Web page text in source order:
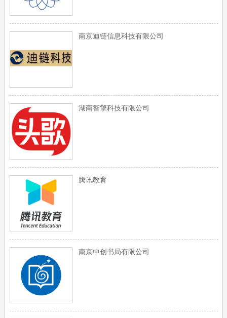
南京迪链信息科技有限公司
湖南智擎科技有限公司
腾讯教育
南京中创书局有限公司